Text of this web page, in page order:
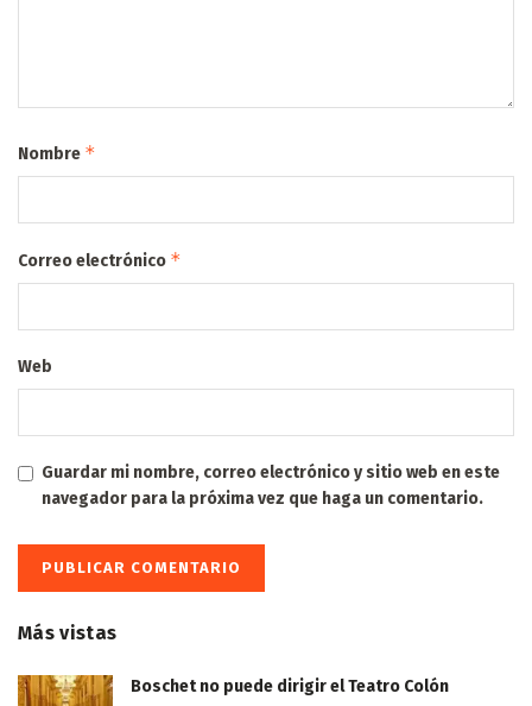
Nombre *
Correo electrónico *
Web
Guardar mi nombre, correo electrónico y sitio web en este
navegador para la próxima vez que haga un comentario.
Más vistas
Boschet no puede dirigir el Teatro Colón